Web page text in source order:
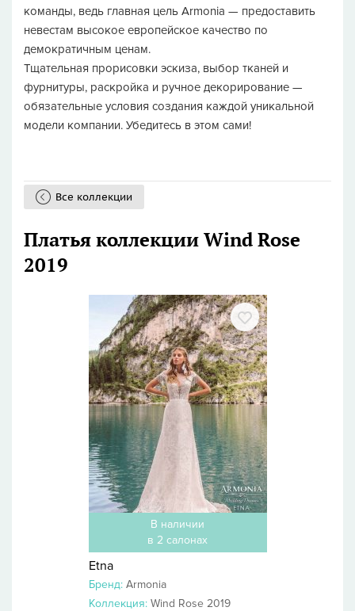
команды, ведь главная цель Armonia — предоставить
невестам высокое европейское качество по
демократичным ценам.
Тщательная прорисовки эскиза, выбор тканей и
фурнитуры, раскройка и ручное декорирование —
обязательные условия создания каждой уникальной
модели компании. Убедитесь в этом сами!
Все коллекции
Платья коллекции Wind Rose
2019
В наличии
в 2 салонах
Etna
Бренд: Armonia
Коллекция: Wind Rose 2019